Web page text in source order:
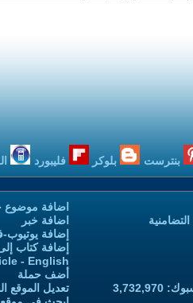
بنترست بلوكر فليبورد
اضافة موضوع
اضافة خبر
إضافة
إضافة كتاب
- English
أضف حملة
تعديل الموقع